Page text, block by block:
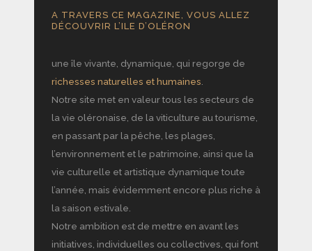
A TRAVERS CE MAGAZINE, VOUS ALLEZ
DÉCOUVRIR L’ILE D’OLÉRON
une île vivante, dynamique, qui regorge de
richesses naturelles et humaines.
Notre site met en valeur tous les secteurs de
la vie oléronaise, de la viticulture au tourisme,
en passant par la pêche, les plages,
l’environnement et le patrimoine, ainsi que la
vie culturelle et artistique dynamique toute
l’année, mais évidemment encore plus riche à
la saison estivale.
Notre ambition est de mettre en avant les
initiatives, individuelles ou collectives, qui font